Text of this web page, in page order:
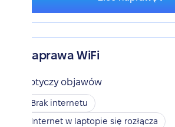
Naprawa WiFi
Dotyczy objawów
Brak internetu
Internet w laptopie się rozłącza